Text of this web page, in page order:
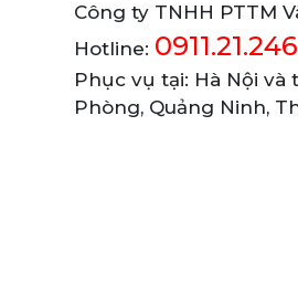
Công ty TNHH PTTM
Hotline:
Phục vụ tại: Hà Nội và
Phòng, Quảng Ninh,